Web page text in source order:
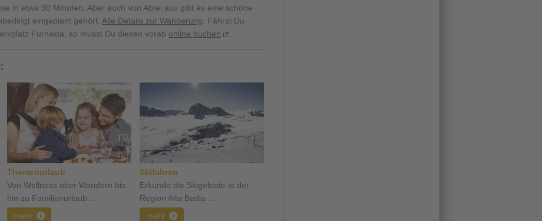
in etwa 90 Minuten. Aber auch von Abtei aus gibt es eine schöne
eingeplant gehört. Alle Details zur Wanderung . Fährst Du
Furnacia, so musst Du diesen vorab online buchen
Themenurlaub
Von Wellness über Wandern bis
hin zu Familienurlaub ...
mehr
Skifahren
Erkunde die Skigebiete in der
Region Alta Badia ...
mehr